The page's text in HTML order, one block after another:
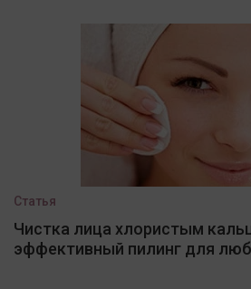
Статья
Чистка лица хлористым
эффективный пилинг для